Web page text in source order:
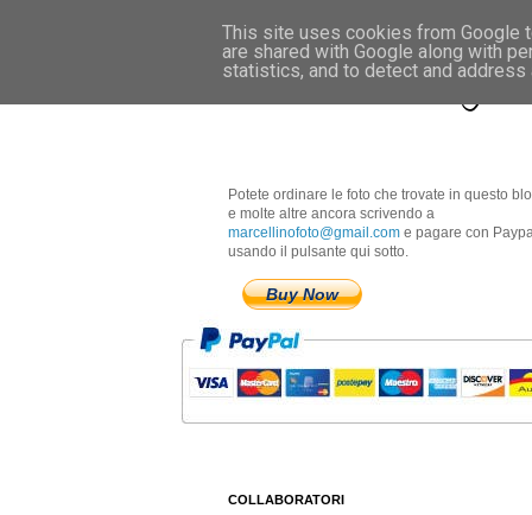
Marcellino
Potete ordinare le foto che trovate in questo
e molte altre ancora scrivendo a
marcellinofoto@gmail.com e pagare con
usando il pulsante qui sotto.
Buy Now
COLLABORATORI
This site uses cookies from Google
are shared with Google along with
statistics, and to detect and address